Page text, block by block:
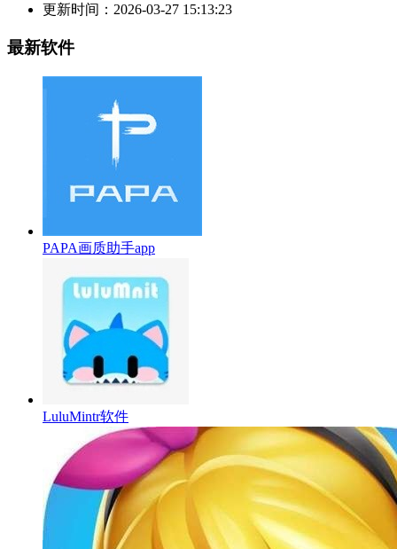
更新时间： 2026-03-27 15:13:23
最新软件
PAPA画质助手app
LuluMintr软件